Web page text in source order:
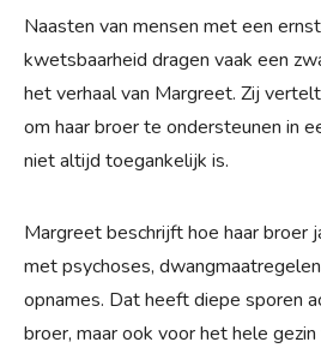
Naasten van mensen met een
kwetsbaarheid dragen vaak een
het verhaal van Margreet. Zij
om haar broer te ondersteunen in
niet altijd toegankelijk is.
Margreet beschrijft hoe haar broer
met psychoses,
opnames. Dat heeft diepe sporen
broer, maar ook voor het hele